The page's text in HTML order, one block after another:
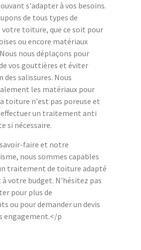
s'adapter à vos besoins.
de tous types de
toiture, que ce soit pour
ou encore matériaux
nous déplaçons pour
vos gouttières et éviter
salissures. Nous
les matériaux pour
toiture n'est pas poreuse et
effectuer un traitement anti
si nécessaire.
faire et notre
nous sommes capables
traitement de toiture adapté
à votre budget. N'hésitez pas
pour plus de
ou pour demander un devis
engagement.</p